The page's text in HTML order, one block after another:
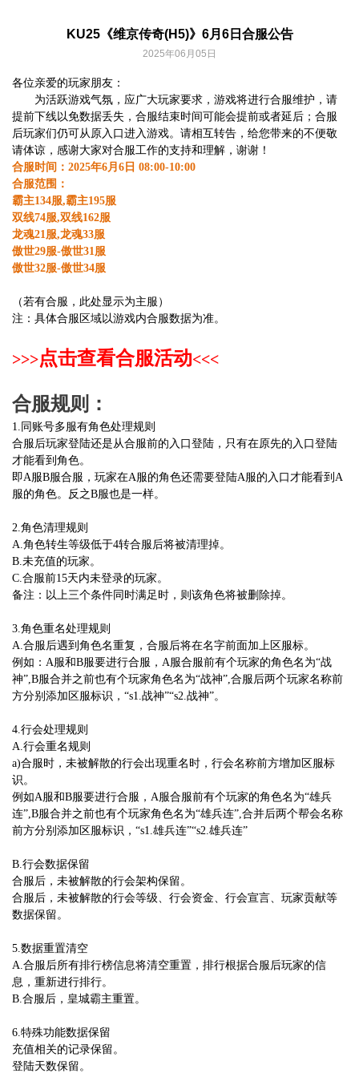
KU25《维京传奇(H5)》6月6日合服公告
2025年06月05日
各位亲爱的玩家朋友：
为活跃游戏气氛，应广大玩家要求，游戏将进行合服维护，请
提前下线以免数据丢失，合服结束时间可能会提前或者延后；合服
后玩家们仍可从原入口进入游戏。请相互转告，给您带来的不便敬
请体谅，感谢大家对合服工作的支持和理解，谢谢！
合服时间：2025年6月6日 08:00-10:00
合服范围：
霸主134服,霸主195服
双线74服,双线162服
龙魂21服,龙魂33服
傲世29服-傲世31服
傲世32服-傲世34服
（若有合服，此处显示为主服）
注：具体合服区域以游戏内合服数据为准。
>>>点击查看合服活动<<<
合服规则：
1.同账号多服有角色处理规则
合服后玩家登陆还是从合服前的入口登陆，只有在原先的入口登陆
才能看到角色。
即A服B服合服，玩家在A服的角色还需要登陆A服的入口才能看到A
服的角色。反之B服也是一样。
2.角色清理规则
A.角色转生等级低于4转合服后将被清理掉。
B.未充值的玩家。
C.合服前15天内未登录的玩家。
备注：以上三个条件同时满足时，则该角色将被删除掉。
3.角色重名处理规则
A.合服后遇到角色名重复，合服后将在名字前面加上区服标。
例如：A服和B服要进行合服，A服合服前有个玩家的角色名为“战
神”,B服合并之前也有个玩家角色名为“战神”,合服后两个玩家名称前
方分别添加区服标识，“s1.战神”“s2.战神”。
4.行会处理规则
A.行会重名规则
a)合服时，未被解散的行会出现重名时，行会名称前方增加区服标
识。
例如A服和B服要进行合服，A服合服前有个玩家的角色名为“雄兵
连”,B服合并之前也有个玩家角色名为“雄兵连”,合并后两个帮会名称
前方分别添加区服标识，“s1.雄兵连”“s2.雄兵连”
B.行会数据保留
合服后，未被解散的行会架构保留。
合服后，未被解散的行会等级、行会资金、行会宣言、玩家贡献等
数据保留。
5.数据重置清空
A.合服后所有排行榜信息将清空重置，排行根据合服后玩家的信
息，重新进行排行。
B.合服后，皇城霸主重置。
6.特殊功能数据保留
充值相关的记录保留。
登陆天数保留。